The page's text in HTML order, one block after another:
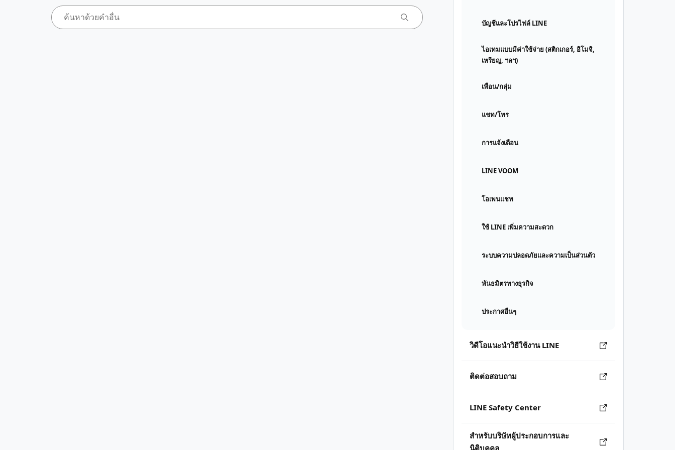
บัญชีและโปรไฟล์ LINE
ไอเทมแบบมีค่าใช้จ่าย (สติกเกอร์, อิโมจิ,
เหรียญ, ฯลฯ)
เพื่อน/กลุ่ม
แชท/โทร
การแจ้งเตือน
LINE VOOM
โอเพนแชท
ใช้ LINE เพิ่มความสะดวก
ระบบความปลอดภัยและความเป็นส่วนตัว
พันธมิตรทางธุรกิจ
ประกาศอื่นๆ
วิดีโอแนะนำวิธีใช้งาน LINE
ติดต่อสอบถาม
LINE Safety Center
สำหรับบริษัทผู้ประกอบการและ
นิติบุคคล